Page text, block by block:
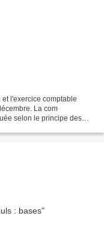
l'exercice comptable
La com
selon le principe des